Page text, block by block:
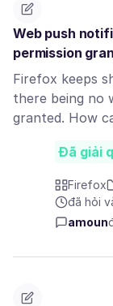
Web push
permission
Firefox keeps
there being no
granted. How
Đã giải
Firefox
đã hỏi
amoun